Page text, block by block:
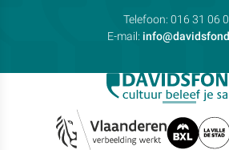
Telefoon: 016 31 06
E-mail: